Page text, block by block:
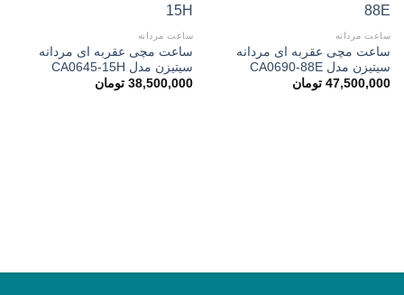
ساعت مردانه
ساعت مچی عقربه ای مردانه
سیتیزن مدل CA0690-88E
47,500,000 تومان
ساعت مردانه
ساعت مچی عقربه ای مردانه
سیتیزن مدل CA0645-15H
38,500,000 تومان